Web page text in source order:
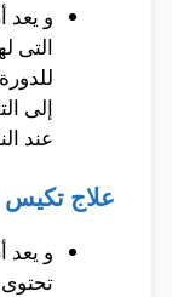
و يعد
التى
إلى
عند
علاج تكيس
و يعد
تحتوى